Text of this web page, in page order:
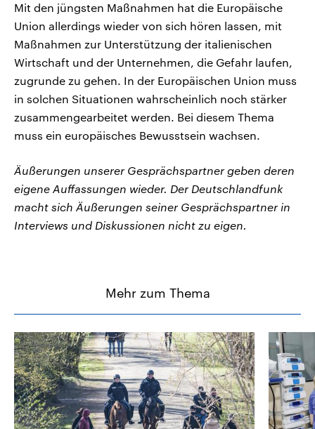
Mit den jüngsten Maßnahmen hat die Europäische
Union allerdings wieder von sich hören lassen, mit
Maßnahmen zur Unterstützung der italienischen
Wirtschaft und der Unternehmen, die Gefahr laufen,
zugrunde zu gehen. In der Europäischen Union muss
in solchen Situationen wahrscheinlich noch stärker
zusammengearbeitet werden. Bei diesem Thema
muss ein europäisches Bewusstsein wachsen.
Äußerungen unserer Gesprächspartner geben deren
eigene Auffassungen wieder. Der Deutschlandfunk
macht sich Äußerungen seiner Gesprächspartner in
Interviews und Diskussionen nicht zu eigen.
Mehr zum Thema